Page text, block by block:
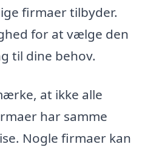
firmaer tilbyder.
for at vælge den
til dine behov.
at ikke alle
har samme
Nogle firmaer kan